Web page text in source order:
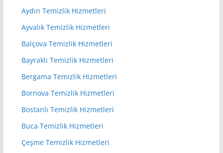
Aydın Temizlik Hizmetleri
Ayvalık Temizlik Hizmetleri
Balçova Temizlik Hizmetleri
Bayraklı Temizlik Hizmetleri
Bergama Temizlik Hizmetleri
Bornova Temizlik Hizmetleri
Bostanlı Temizlik Hizmetleri
Buca Temizlik Hizmetleri
Çeşme Temizlik Hizmetleri